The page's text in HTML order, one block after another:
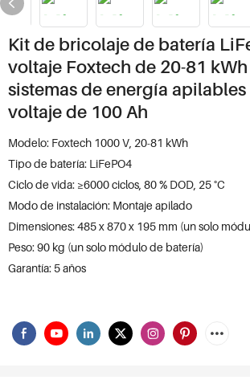
Kit de bricolaje de batería
voltaje Foxtech de 20-81
sistemas de energía
voltaje de 100 Ah
Modelo: Foxtech 1000 V, 20-81 kWh
Tipo de batería: LiFePO4
Ciclo de vida: ≥6000 ciclos, 80 % DOD, 25 °C
Modo de instalación: Montaje apilado
Dimensiones: 485 x 870 x 195 mm (un solo
Peso: 90 kg (un solo módulo de batería)
Garantía: 5 años